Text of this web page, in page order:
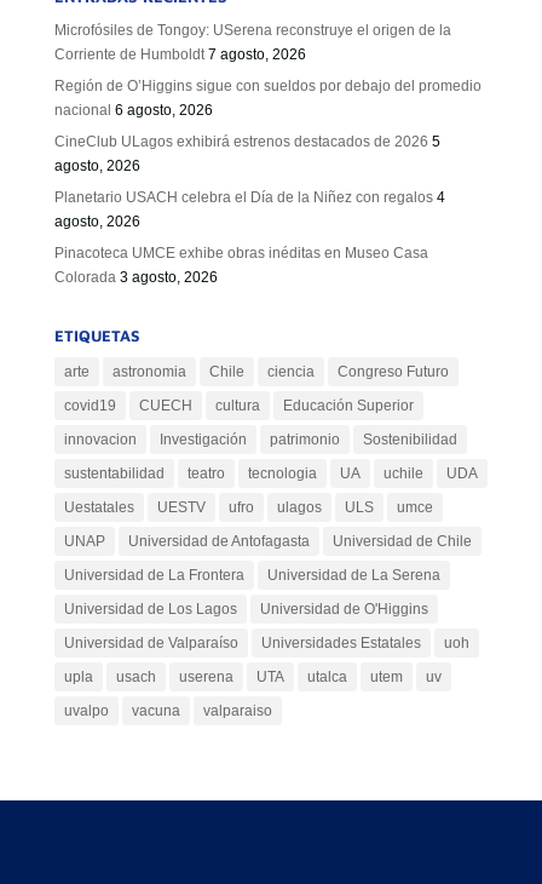
Microfósiles de Tongoy: USerena reconstruye el origen de la
Corriente de Humboldt 7 agosto, 2026
Región de O’Higgins sigue con sueldos por debajo del promedio
nacional 6 agosto, 2026
CineClub ULagos exhibirá estrenos destacados de 2026 5
agosto, 2026
Planetario USACH celebra el Día de la Niñez con regalos 4
agosto, 2026
Pinacoteca UMCE exhibe obras inéditas en Museo Casa
Colorada 3 agosto, 2026
ETIQUETAS
arte astronomia Chile ciencia
Congreso Futuro
covid19
CUECH cultura
Educación Superior
innovacion
Investigación patrimonio
Sostenibilidad
sustentabilidad
teatro tecnologia UA uchile
UDA
Uestatales
UESTV ufro ulagos ULS
umce
UNAP
Universidad de Antofagasta
Universidad de Chile
Universidad de La Frontera
Universidad de La Serena
Universidad de Los Lagos
Universidad de O'Higgins
Universidad de Valparaíso
Universidades Estatales
uoh
upla
usach userena UTA utalca utem
uv
uvalpo
vacuna valparaiso